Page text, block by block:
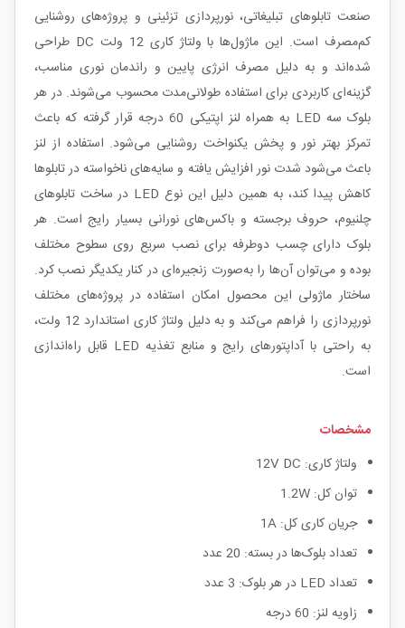
صنعت تابلوهای تبلیغاتی، نورپردازی تزئینی و پروژه‌های روشنایی
کم‌مصرف است. این ماژول‌ها با ولتاژ کاری 12 ولت DC طراحی
شده‌اند و به دلیل مصرف انرژی پایین و راندمان نوری مناسب،
گزینه‌ای کاربردی برای استفاده طولانی‌مدت محسوب می‌شوند. در هر
بلوک سه LED به همراه لنز اپتیکی 60 درجه قرار گرفته که باعث
تمرکز بهتر نور و پخش یکنواخت روشنایی می‌شود. استفاده از لنز
باعث می‌شود شدت نور افزایش یافته و سایه‌های ناخواسته در تابلوها
کاهش پیدا کند، به همین دلیل این نوع LED در ساخت تابلوهای
چلنیوم، حروف برجسته و باکس‌های نورانی بسیار رایج است. هر
بلوک دارای چسب دوطرفه برای نصب سریع روی سطوح مختلف
بوده و می‌توان آن‌ها را به‌صورت زنجیره‌ای در کنار یکدیگر نصب کرد.
ساختار ماژولی این محصول امکان استفاده در پروژه‌های مختلف
نورپردازی را فراهم می‌کند و به دلیل ولتاژ کاری استاندارد 12 ولت،
به راحتی با آداپتورهای رایج و منابع تغذیه LED قابل راه‌اندازی
است.
مشخصات
ولتاژ کاری: 12V DC
توان کل: 1.2W
جریان کاری کل: 1A
تعداد بلوک‌ها در بسته: 20 عدد
تعداد LED در هر بلوک: 3 عدد
زاویه لنز: 60 درجه